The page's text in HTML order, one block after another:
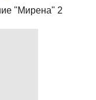
"Мирена" 2